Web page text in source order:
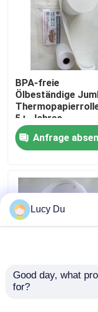
Produkte
Über uns
Qualitätskontrolle
Neuigkeiten
BPA-freie
Ölbeständige
5+-Jahres-
Bildlebensdauer für
POS-Anfrage
Hochwertige, BPA-
Lucy Du
Good day, what
for?